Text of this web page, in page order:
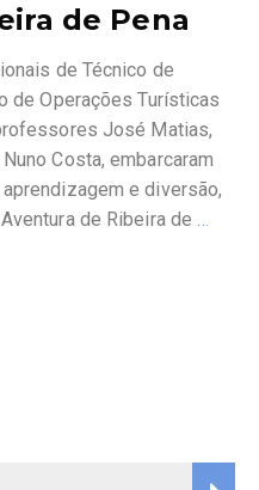
de Pena
de Técnico de
de Operações Turísticas
José Matias,
Costa, embarcaram
e diversão,
de Ribeira de…